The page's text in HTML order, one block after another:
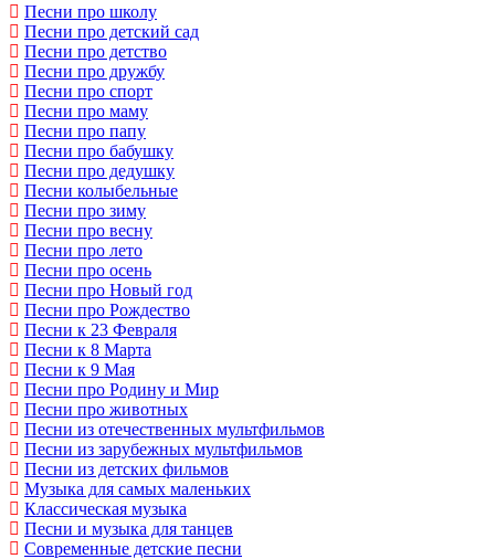
Песни про школу
Песни про детский сад
Песни про детство
Песни про дружбу
Песни про спорт
Песни про маму
Песни про папу
Песни про бабушку
Песни про дедушку
Песни колыбельные
Песни про зиму
Песни про весну
Песни про лето
Песни про осень
Песни про Новый год
Песни про Рождество
Песни к 23 Февраля
Песни к 8 Марта
Песни к 9 Мая
Песни про Родину и Мир
Песни про животных
Песни из отечественных мультфильмов
Песни из зарубежных мультфильмов
Песни из детских фильмов
Музыка для самых маленьких
Классическая музыка
Песни и музыка для танцев
Современные детские песни